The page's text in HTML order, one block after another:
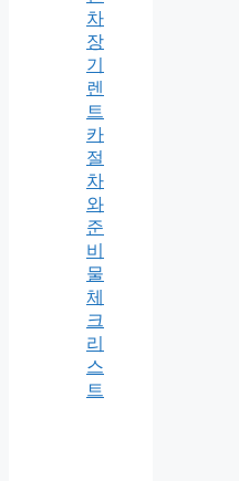
차
장
기
렌
트
카
절
차
와
준
비
물
체
크
리
스
트